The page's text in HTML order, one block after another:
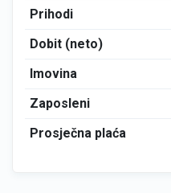
Prihodi
Dobit (neto)
Imovina
Zaposleni
Prosječna plaća